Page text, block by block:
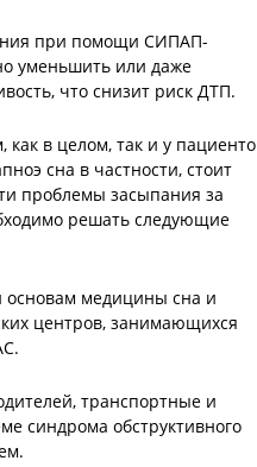
при помощи СИПАП-
уменьшить или даже
что снизит риск ДТП.
в целом, так и у
сна в частности, стоит
проблемы засыпания за
решать следующие
основам медицины сна и
центров, занимающихся
транспортные и
синдрома обструктивного